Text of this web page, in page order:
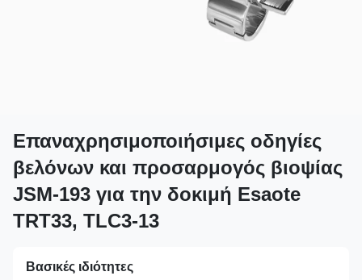
Επαναχρησιμοποιήσιμες οδηγίες
βελόνων και προσαρμογός βιοψίας
JSM-193 για την δοκιμή Esaote
TRT33, TLC3-13
Βασικές ιδιότητες